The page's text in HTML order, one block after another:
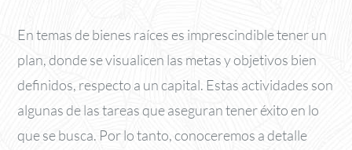
En temas de bienes raíces es imprescindible tener un
plan, donde se visualicen las metas y objetivos bien
definidos, respecto a un capital. Estas actividades son
algunas de las tareas que aseguran tener éxito en lo
que se busca. Por lo tanto, conoceremos a detalle